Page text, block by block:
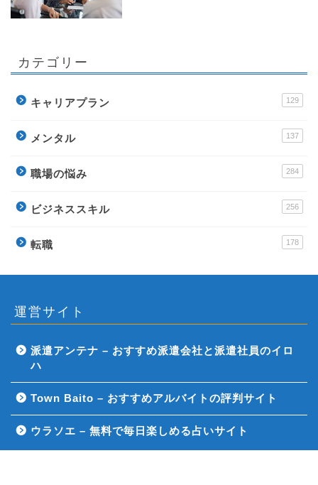
カテゴリー
キャリアプラン 129
メンタル 137
職場の悩み 284
ビジネススキル 256
転職 178
運営サイト
派遣アンテナ – おすすめ派遣会社と派遣社員のイロ
ハ
Town Baito – おすすめアルバイトの評判サイト
ウラソエ – 無料で毎日楽しめる占いサイト